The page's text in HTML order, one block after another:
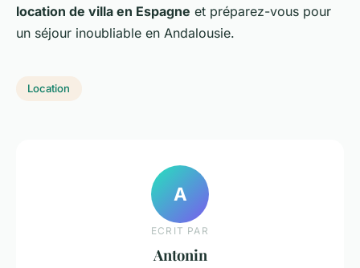
location de villa en Espagne et préparez-vous pour
un séjour inoubliable en Andalousie.
Location
A
ECRIT PAR
Antonin